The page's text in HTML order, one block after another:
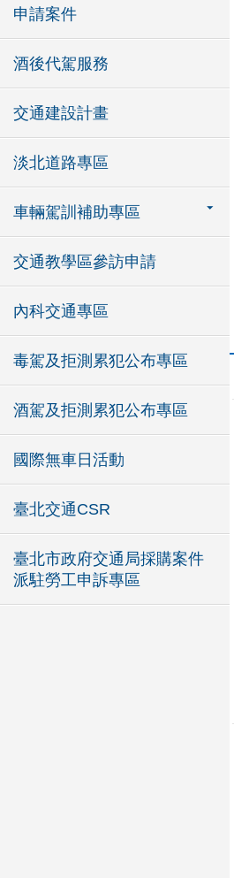
申請案件
酒後代駕服務
交通建設計畫
淡北道路專區
車輛駕訓補助專區
交通教學區參訪申請
內科交通專區
毒駕及拒測累犯公布專區
酒駕及拒測累犯公布專區
國際無車日活動
臺北交通CSR
臺北市政府交通局採購案件
派駐勞工申訴專區